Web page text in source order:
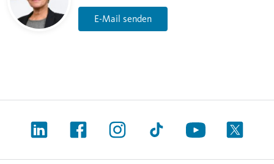
E-Mail senden